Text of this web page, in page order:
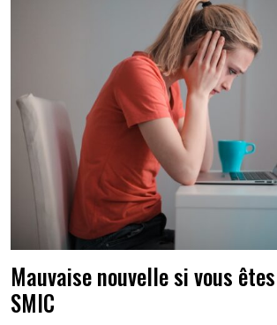
Mauvaise nouvelle si vous
SMIC